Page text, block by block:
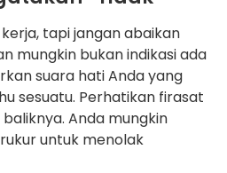
tapi jangan abaikan
mungkin bukan indikasi ada
suara hati Anda yang
sesuatu. Perhatikan firasat
Anda mungkin
untuk menolak